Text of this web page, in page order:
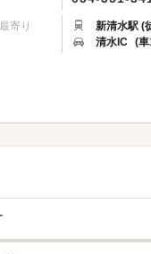
最寄り
新清水駅 (
清水IC (